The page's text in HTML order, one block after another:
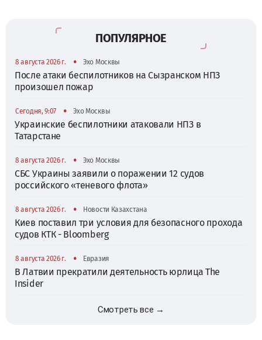
ПОПУЛЯРНОЕ
8 августа 2026 г. • Эхо Москвы
После атаки беспилотников на Сызранском НПЗ
произошел пожар
Сегодня, 9:07 • Эхо Москвы
Украинские беспилотники атаковали НПЗ в
Татарстане
8 августа 2026 г. • Эхо Москвы
СБС Украины заявили о поражении 12 судов
российского «теневого флота»
8 августа 2026 г. • Новости Казахстана
Киев поставил три условия для безопасного прохода
судов КТК - Bloomberg
8 августа 2026 г. • Евразия
В Латвии прекратили деятельность юрлица The
Insider
Смотреть все →